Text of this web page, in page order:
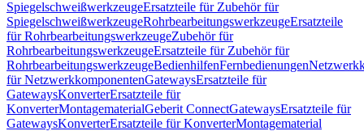
SpiegelschweißwerkzeugeErsatzteile für Zubehör für
SpiegelschweißwerkzeugeRohrbearbeitungswerkzeugeErsatzteile
für RohrbearbeitungswerkzeugeZubehör für
RohrbearbeitungswerkzeugeErsatzteile für Zubehör für
RohrbearbeitungswerkzeugeBedienhilfenFernbedienungen
für NetzwerkkomponentenGatewaysErsatzteile für
GatewaysKonverterErsatzteile für
KonverterMontagematerialGeberit ConnectGatewaysErsatzteile für
GatewaysKonverterErsatzteile für KonverterMontagematerial